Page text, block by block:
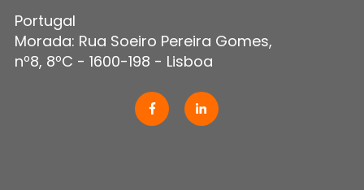
Portugal
Morada: Rua Soeiro Pereira Gomes,
nº8, 8ºC - 1600-198 - Lisboa